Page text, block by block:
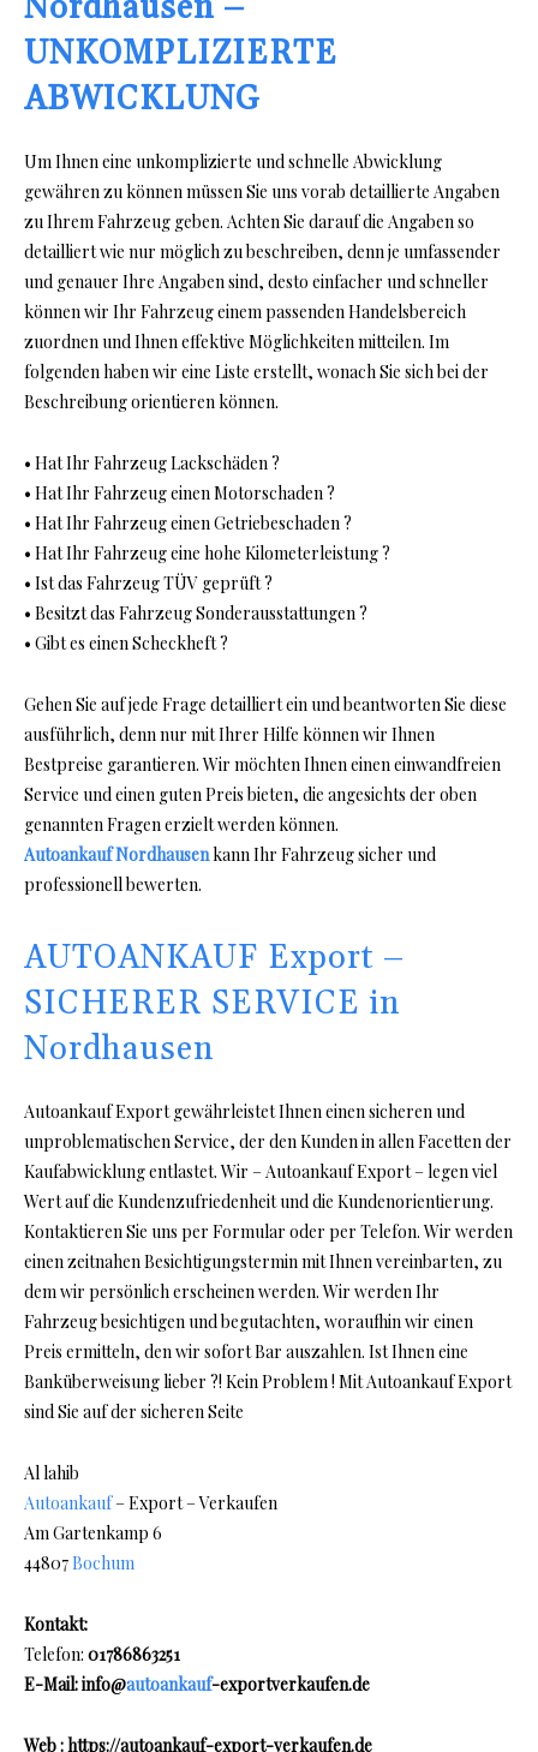
Nordhausen –
UNKOMPLIZIERTE
ABWICKLUNG
Um Ihnen eine unkomplizierte und schnelle Abwicklung
gewähren zu können müssen Sie uns vorab detaillierte Angaben
zu Ihrem Fahrzeug geben. Achten Sie darauf die Angaben so
detailliert wie nur möglich zu beschreiben, denn je umfassender
und genauer Ihre Angaben sind, desto einfacher und schneller
können wir Ihr Fahrzeug einem passenden Handelsbereich
zuordnen und Ihnen effektive Möglichkeiten mitteilen. Im
folgenden haben wir eine Liste erstellt, wonach Sie sich bei der
Beschreibung orientieren können.
• Hat Ihr Fahrzeug Lackschäden ?
• Hat Ihr Fahrzeug einen Motorschaden ?
• Hat Ihr Fahrzeug einen Getriebeschaden ?
• Hat Ihr Fahrzeug eine hohe Kilometerleistung ?
• Ist das Fahrzeug TÜV geprüft ?
• Besitzt das Fahrzeug Sonderausstattungen ?
• Gibt es einen Scheckheft ?
Gehen Sie auf jede Frage detailliert ein und beantworten Sie diese
ausführlich, denn nur mit Ihrer Hilfe können wir Ihnen
Bestpreise garantieren. Wir möchten Ihnen einen einwandfreien
Service und einen guten Preis bieten, die angesichts der oben
genannten Fragen erzielt werden können.
Autoankauf Nordhausenkann Ihr Fahrzeug sicher und
professionell bewerten.
AUTOANKAUF Export –
SICHERER SERVICE in
Nordhausen
Autoankauf Export gewährleistet Ihnen einen sicheren und
unproblematischen Service, der den Kunden in allen Facetten der
Kaufabwicklung entlastet. Wir – Autoankauf Export – legen viel
Wert auf die Kundenzufriedenheit und die Kundenorientierung.
Kontaktieren Sie uns per Formular oder per Telefon. Wir werden
einen zeitnahen Besichtigungstermin mit Ihnen vereinbarten, zu
dem wir persönlich erscheinen werden. Wir werden Ihr
Fahrzeug besichtigen und begutachten, woraufhin wir einen
Preis ermitteln, den wir sofort Bar auszahlen. Ist Ihnen eine
Banküberweisung lieber ?! Kein Problem ! Mit Autoankauf Export
sind Sie auf der sicheren Seite
Al lahib
Autoankauf– Export – Verkaufen
Am Gartenkamp 6
44807Bochum
Kontakt:
Telefon: 01786863251
E-Mail: info@autoankauf-exportverkaufen.de
Web : https://autoankauf-export-verkaufen.de